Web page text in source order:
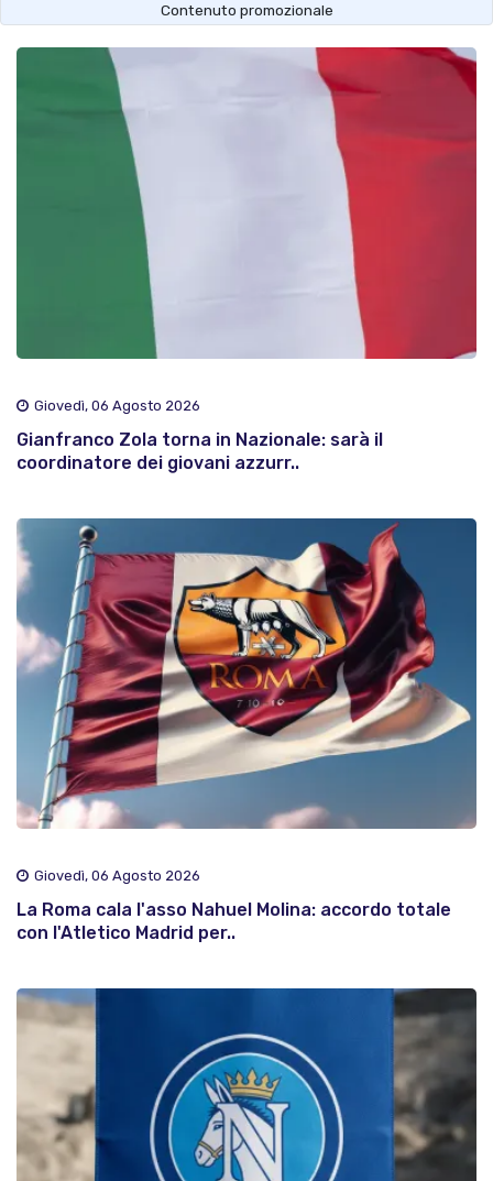
Contenuto promozionale
Giovedì, 06 Agosto 2026
Gianfranco Zola torna in Nazionale: sarà il
coordinatore dei giovani azzurr..
Giovedì, 06 Agosto 2026
La Roma cala l'asso Nahuel Molina: accordo totale
con l'Atletico Madrid per..